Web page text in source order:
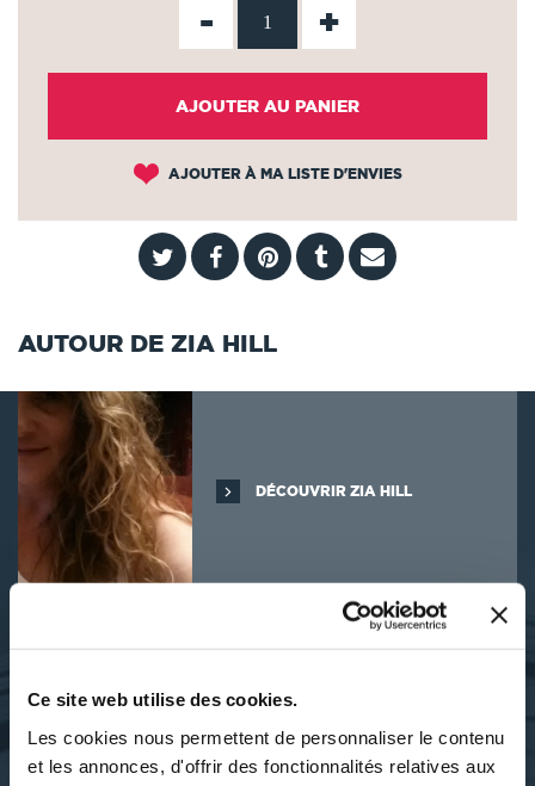
Ce site web utilise des cookies.
Les cookies nous permettent de personnaliser le contenu
et les annonces, d'offrir des fonctionnalités relatives aux
- +
AJOUTER AU PANIER
AJOUTER À MA LISTE D'ENVIES
AUTOUR DE ZIA HILL
DÉCOUVRIR ZIA HILL
SES OUVRAGES